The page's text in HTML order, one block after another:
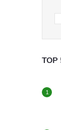
l
TOP